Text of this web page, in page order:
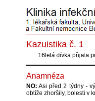
Kazuistika č. 1
16letá dívka přijata
Anamnéza
NO: Asi před 2 týdny -
obtíže zhoršily, bolesti v